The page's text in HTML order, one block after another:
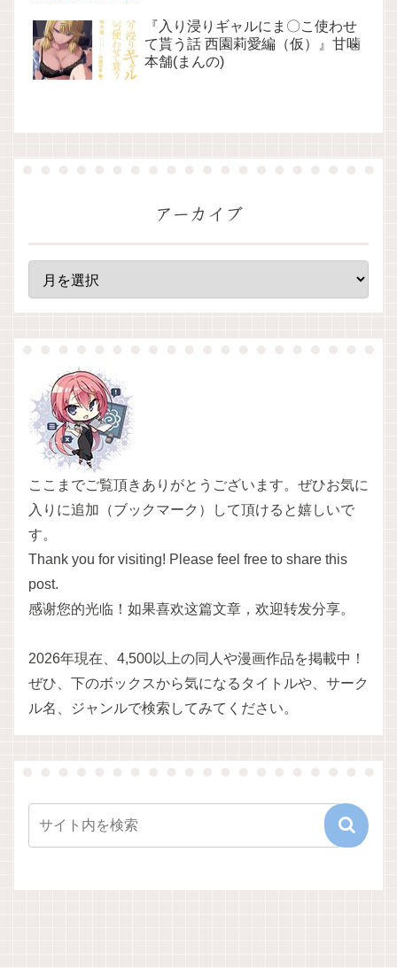
『入り浸りギャルにま〇こ使わせ
て貰う話 西園莉愛編（仮）』甘噛
本舗(まんの)
アーカイブ
ここまでご覧頂きありがとうございます。ぜひお気に
入りに追加（ブックマーク）して頂けると嬉しいで
す。
Thank you for visiting! Please feel free to share this
post.
感谢您的光临！如果喜欢这篇文章，欢迎转发分享。
2026年現在、4,500以上の同人や漫画作品を掲載中！
ぜひ、下のボックスから気になるタイトルや、サーク
ル名、ジャンルで検索してみてください。